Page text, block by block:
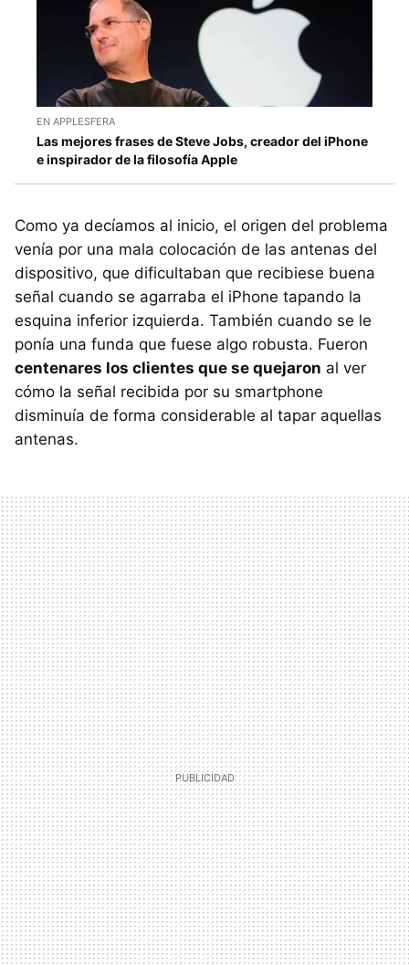
EN APPLESFERA
Las mejores frases de Steve Jobs, creador del iPhone
e inspirador de la filosofía Apple
Como ya decíamos al inicio, el origen del problema
venía por una mala colocación de las antenas del
dispositivo, que dificultaban que recibiese buena
señal cuando se agarraba el iPhone tapando la
esquina inferior izquierda. También cuando se le
ponía una funda que fuese algo robusta. Fueron
centenares los clientes que se quejaron al ver
cómo la señal recibida por su smartphone
disminuía de forma considerable al tapar aquellas
antenas.